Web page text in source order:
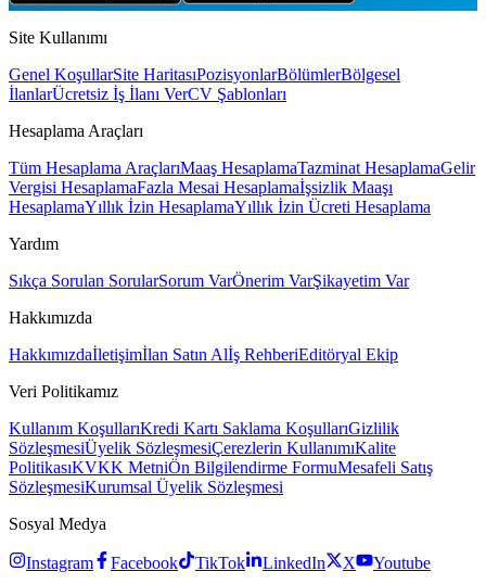
Site Kullanımı
Genel KoşullarSite HaritasıPozisyonlarBölümlerBölgesel
İlanlarÜcretsiz İş İlanı VerCV Şablonları
Hesaplama Araçları
Tüm Hesaplama AraçlarıMaaş HesaplamaTazminat HesaplamaGelir
Vergisi HesaplamaFazla Mesai Hesaplamaİşsizlik Maaşı
HesaplamaYıllık İzin HesaplamaYıllık İzin Ücreti Hesaplama
Yardım
Sıkça Sorulan SorularSorum VarÖnerim VarŞikayetim Var
Hakkımızda
Hakkımızdaİletişimİlan Satın Alİş RehberiEditöryal Ekip
Veri Politikamız
Kullanım KoşullarıKredi Kartı Saklama KoşullarıGizlilik
SözleşmesiÜyelik SözleşmesiÇerezlerin KullanımıKalite
PolitikasıKVKK MetniÖn Bilgilendirme FormuMesafeli Satış
SözleşmesiKurumsal Üyelik Sözleşmesi
Sosyal Medya
Instagram Facebook TikTok LinkedIn X
Youtube